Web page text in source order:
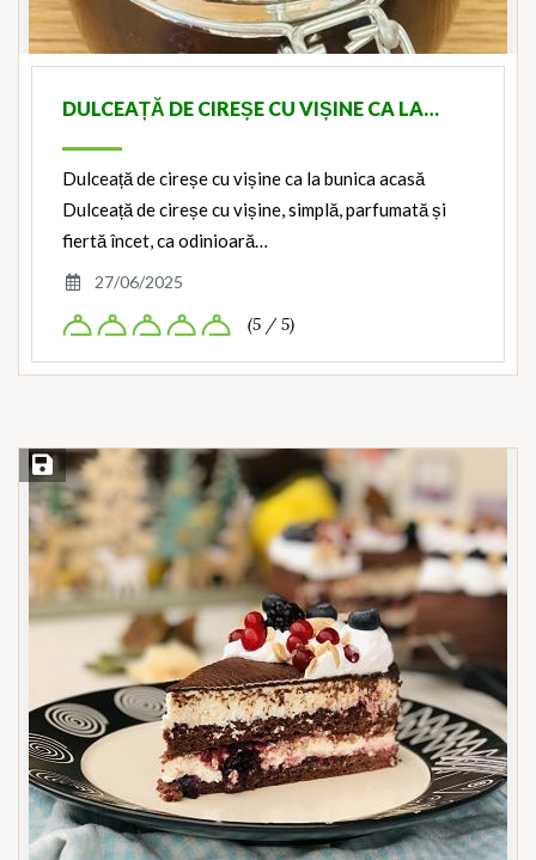
DULCEAȚĂ DE CIREȘE CU VIȘINE CA LA…
Dulceață de cireșe cu vișine ca la bunica acasă
Dulceață de cireșe cu vișine, simplă, parfumată și
fiertă încet, ca odinioară…
27/06/2025
(5 / 5)
Save Recipe